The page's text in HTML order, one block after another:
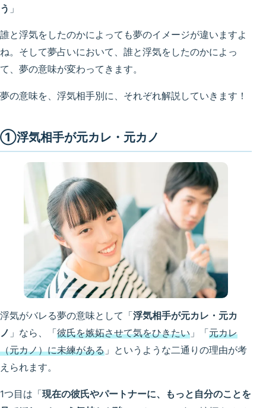
う 」
誰と浮気をしたのかによっても夢のイメージが違いますよ
ね。そして夢占いにおいて、誰と浮気をしたのかによっ
て、夢の意味が変わってきます。
夢の意味を、浮気相手別に、それぞれ解説していきます！
①浮気相手が元カレ・元カノ
浮気がバレる夢の意味として「 浮気相手が元カレ・元カ
ノ 」なら、「 彼氏を嫉妬させて気をひきたい 」「 元カレ
（元カノ）に未練がある 」というような二通りの理由が考
えられます。
1つ目は「現在の彼氏やパートナーに、もっと自分のことを